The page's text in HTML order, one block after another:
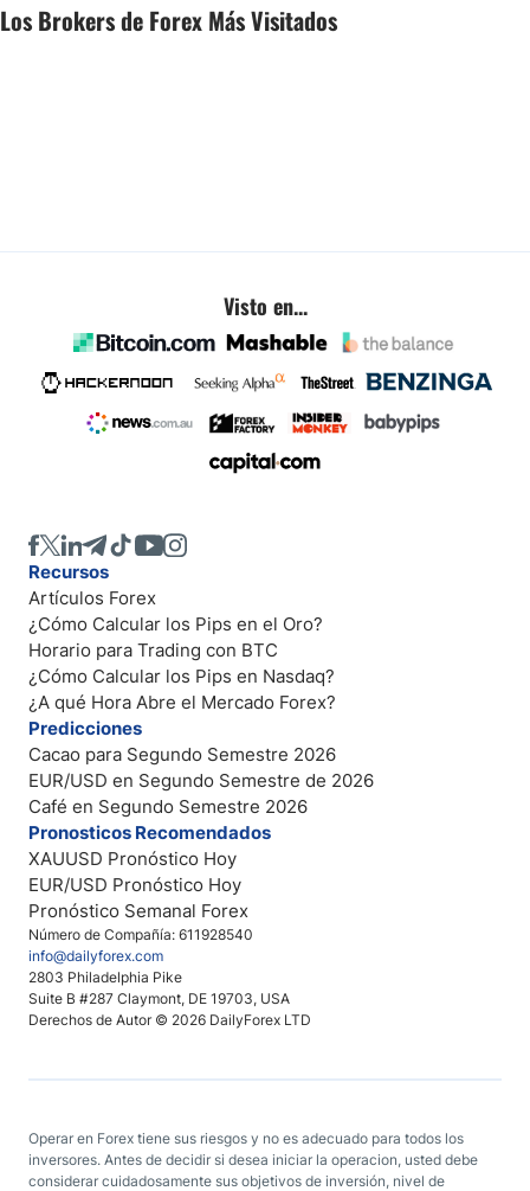
Los Brokers de Forex Más Visitados
Visto en...
Número de Compañía: 611928540
info@dailyforex.com
2803 Philadelphia Pike
Suite B #287 Claymont, DE 19703, USA
Derechos de Autor © 2026 DailyForex LTD
Recursos
Artículos Forex
¿Cómo Calcular los Pips en el Oro?
Horario para Trading con BTC
¿Cómo Calcular los Pips en Nasdaq?
¿A qué Hora Abre el Mercado Forex?
Predicciones
Cacao para Segundo Semestre 2026
EUR/USD en Segundo Semestre de 2026
Café en Segundo Semestre 2026
Pronosticos Recomendados
XAUUSD Pronóstico Hoy
EUR/USD Pronóstico Hoy
Pronóstico Semanal Forex
Operar en Forex tiene sus riesgos y no es adecuado para todos los
inversores. Antes de decidir si desea iniciar la operacion, usted debe
considerar cuidadosamente sus objetivos de inversión, nivel de